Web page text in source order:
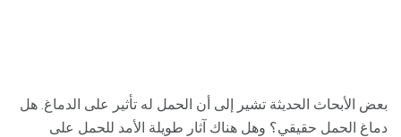
بعض الأبحاث الحديثة تشير إلى أن الحمل له تأثير على الدماغ. هل
دماغ الحمل حقيقي؟ وهل هناك آثار طويلة الأمد للحمل على